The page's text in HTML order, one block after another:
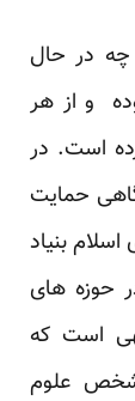
در حال
و از هر
است. در
حمایت
بنیاد
حوزه های
است که
علوم